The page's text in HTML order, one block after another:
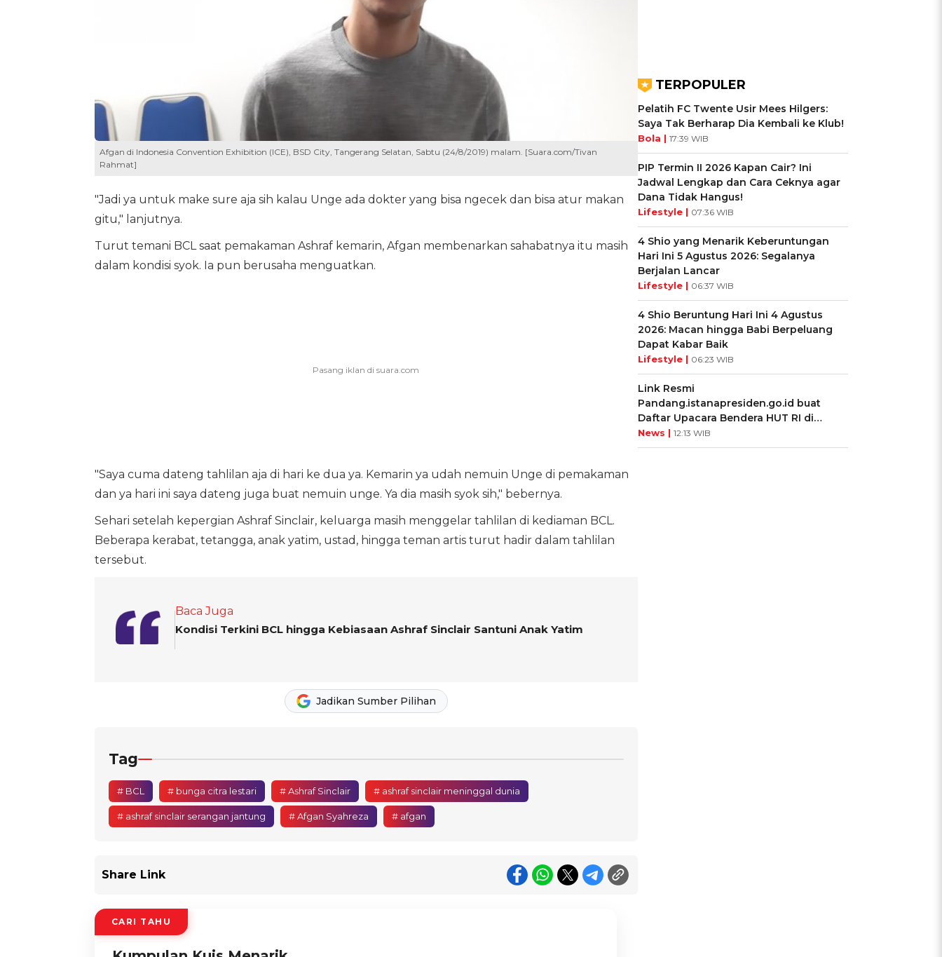
Afgan di Indonesia Convention Exhibition (ICE), BSD City, Tangerang Selatan, Sabtu (24/8/2019) malam. [Suara.com/Tivan
Rahmat]
"Jadi ya untuk make sure aja sih kalau Unge ada dokter yang bisa ngecek dan bisa atur makan
gitu," lanjutnya.
Turut temani BCL saat pemakaman Ashraf kemarin, Afgan membenarkan sahabatnya itu masih
dalam kondisi syok. Ia pun berusaha menguatkan.
"Saya cuma dateng tahlilan aja di hari ke dua ya. Kemarin ya udah nemuin Unge di pemakaman
dan ya hari ini saya dateng juga buat nemuin unge. Ya dia masih syok sih," bebernya.
Sehari setelah kepergian Ashraf Sinclair, keluarga masih menggelar tahlilan di kediaman BCL.
Beberapa kerabat, tetangga, anak yatim, ustad, hingga teman artis turut hadir dalam tahlilan
tersebut.
Baca Juga
Kondisi Terkini BCL hingga Kebiasaan Ashraf Sinclair Santuni Anak Yatim
Jadikan Sumber Pilihan
Tag
# BCL # bunga citra lestari # Ashraf Sinclair # ashraf sinclair meninggal dunia
# ashraf sinclair serangan jantung # Afgan Syahreza # afgan
Share Link
CARI TAHU
TERPOPULER
Pelatih FC Twente Usir Mees Hilgers:
Saya Tak Berharap Dia Kembali ke Klub!
Bola | 17:39 WIB
PIP Termin II 2026 Kapan Cair? Ini
Jadwal Lengkap dan Cara Ceknya agar
Dana Tidak Hangus!
Lifestyle | 07:36 WIB
4 Shio yang Menarik Keberuntungan
Hari Ini 5 Agustus 2026: Segalanya
Berjalan Lancar
Lifestyle | 06:37 WIB
4 Shio Beruntung Hari Ini 4 Agustus
2026: Macan hingga Babi Berpeluang
Dapat Kabar Baik
Lifestyle | 06:23 WIB
Link Resmi
Pandang.istanapresiden.go.id buat
Daftar Upacara Bendera HUT RI di
Istana Negara
News | 12:13 WIB